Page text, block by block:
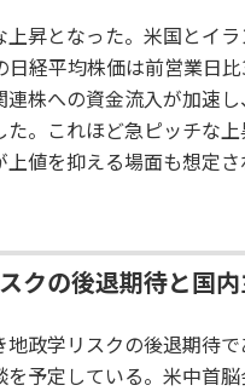
昇となった。米国とイ
日経平均株価は前営業日
株への資金流入が加速
。これほど急ピッチな
値を抑える場面も想定さ
クの後退期待と国
政学リスクの後退期待
予定している。米中首